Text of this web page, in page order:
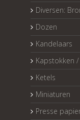
Diversen:
Dozen
Kandelaars
Kapstokken
Ketels
Miniaturen
Presse